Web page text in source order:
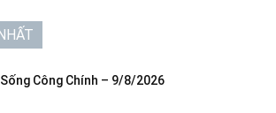
Sống Công Chính – 9/8/2026